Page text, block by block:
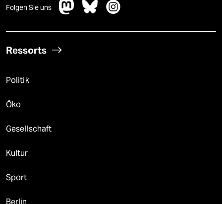
Folgen Sie uns
Ressorts
Politik
Öko
Gesellschaft
Kultur
Sport
Berlin